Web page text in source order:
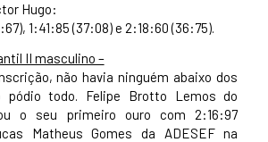
Hugo:
1:41:85 (37:08) e 2:18:60 (36:75).
II masculino –
não havia ninguém abaixo dos
pódio todo. Felipe Brotto Lemos do
o seu primeiro ouro com 2:16:97
Matheus Gomes da ADESEF na